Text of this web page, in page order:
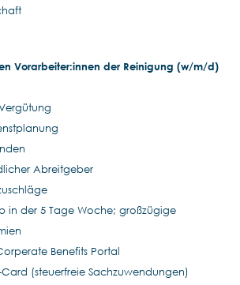
Vorarbeiter:innen der Reinigung (w/m/d)
Abreitgeber
in der 5 Tage Woche; großzügige
Benefits Portal
Card (steuerfreie Sachzuwendungen)